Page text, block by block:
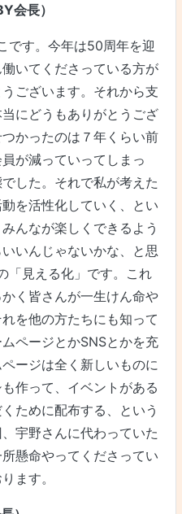
会長）
です。今年は50周年を迎
いてくださっている方が
ございます。それから支
にどうもありがとうござ
かったのは７年くらい前
が減っていってしまっ
した。それで私が考えた
を活性化していく、とい
んなが楽しくできるよう
いんじゃないかな、と思
「見える化」です。これ
く皆さんが一生けん命や
を他の方たちにも知って
ページとかSNSとかを充
ージは全く新しいものに
作って、イベントがある
ために配布する、という
宇野さんに代わっていた
懸命やってくださってい
ます。